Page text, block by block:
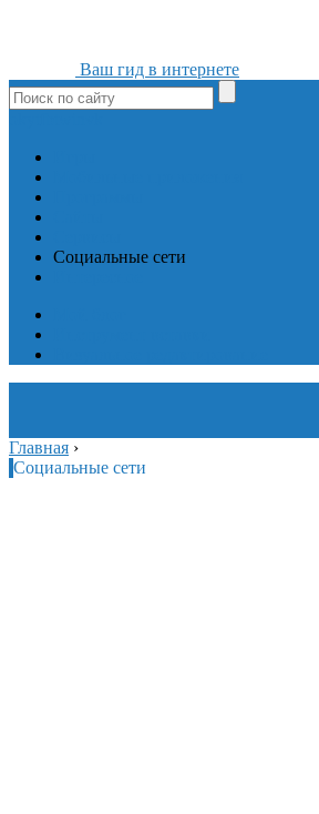
Ваш гид в интернете
Социальные сети
Главная ›
Социальные сети